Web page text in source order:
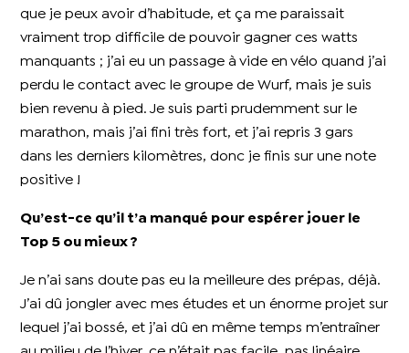
que je peux avoir d’habitude, et ça me paraissait
vraiment trop difficile de pouvoir gagner ces watts
manquants ; j’ai eu un passage à vide en vélo quand j’ai
perdu le contact avec le groupe de Wurf, mais je suis
bien revenu à pied. Je suis parti prudemment sur le
marathon, mais j’ai fini très fort, et j’ai repris 3 gars
dans les derniers kilomètres, donc je finis sur une note
positive !
Qu’est-ce qu’il t’a manqué pour espérer jouer le
Top 5 ou mieux ?
Je n’ai sans doute pas eu la meilleure des prépas, déjà.
J’ai dû jongler avec mes études et un énorme projet sur
lequel j’ai bossé, et j’ai dû en même temps m’entraîner